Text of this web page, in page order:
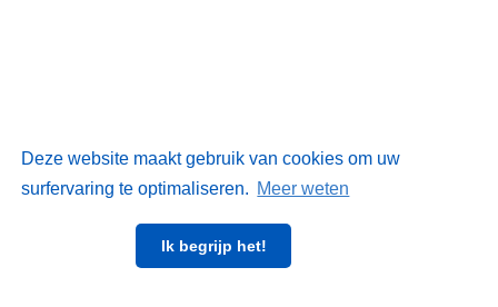
Deze website maakt gebruik van cookies om uw
surfervaring te optimaliseren. Meer weten
Ik begrijp het!